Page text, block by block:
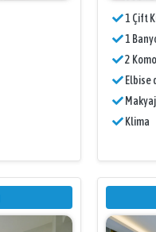
1 Çift
1
2
Elbise
Klima